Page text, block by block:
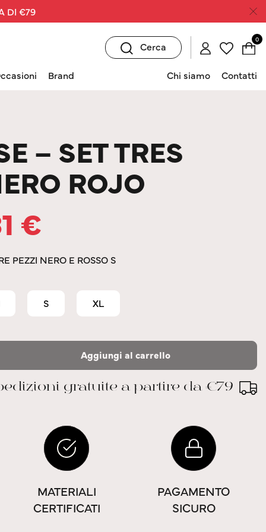
DI €79
Cerca
0
Brand Chi siamo Contatti
– SET TRES
ROJO
€
PEZZI NERO E ROSSO S
S XL
Aggiungi al carrello
gratuite a partire da €79
MATERIALI
CERTIFICATI
PAGAMENTO
SICURO